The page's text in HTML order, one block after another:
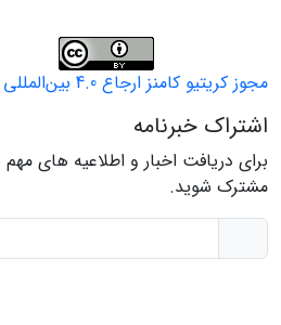
مجوز کریتیو کامنز ارجاع 4.0 بین‌المللی
اشتراک خبرنامه
برای دریافت اخبار و اطلاعیه های
مشترک شوید.